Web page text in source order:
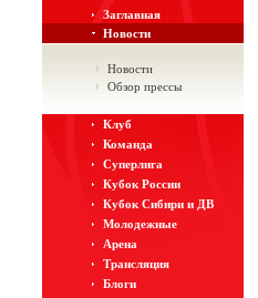
Заглавная
Новости
Новости
Обзор прессы
Клуб
Команда
Суперлига
Кубок России
Кубок Сибири и ДВ
Молодежные
Арена
Трансляция
Блоги